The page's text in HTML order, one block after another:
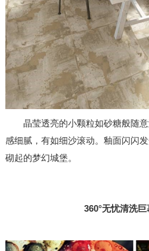
晶莹透亮的小颗粒如砂糖般随
感细腻，有如细沙滚动。釉面闪闪
砌起的梦幻城堡。
360°无忧清洗巨